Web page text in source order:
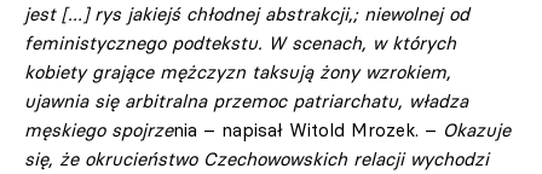
jest […] rys jakiejś chłodnej abstrakcji,; niewolnej od
feministycznego podtekstu. W scenach, w których
kobiety grające mężczyzn taksują żony wzrokiem,
ujawnia się arbitralna przemoc patriarchatu, władza
męskiego spojrzenia – napisał Witold Mrozek. – Okazuje
się, że okrucieństwo Czechowowskich relacji wychodzi